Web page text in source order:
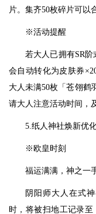
片。集齐50枚碎片可以
※活动提醒
若大人已拥有SR
会自动转化为皮肤券
大人未满50枚「苍翎鹤
请大人注意活动时间，
5.纸人神社焕新优
※欧皇时刻
福运满满，神之一
阴阳师大人在式
时，将被扫地工记录